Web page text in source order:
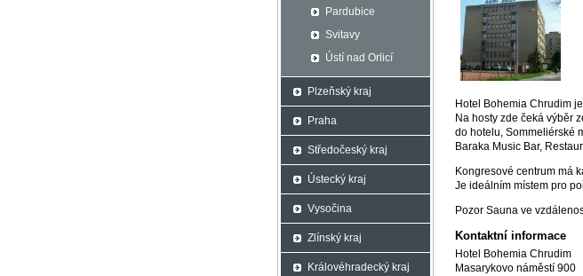
Hotel Bohemia Chrudim
Na hosty zde čeká výběr
do hotelu, Sommeliérské
Baraka Music Bar,
Kongresové centrum má
Je ideálním místem pro
Pozor Sauna ve
Kontaktní informace
Hotel Bohemia Chrudim
Masarykovo náměstí 900
Pardubice
Svitavy
Ústí nad Orlicí
Plzeňský kraj
Praha
Středočeský kraj
Ústecký kraj
Vysočina
Zlínský kraj
Královéhradecký kraj